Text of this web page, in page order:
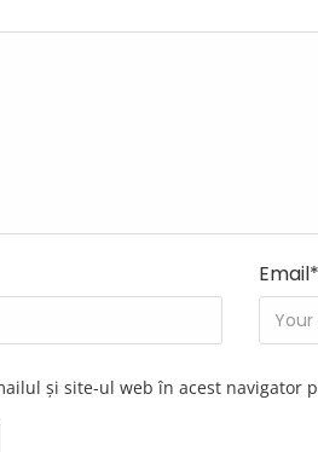
Email*
și site-ul web în acest navigator